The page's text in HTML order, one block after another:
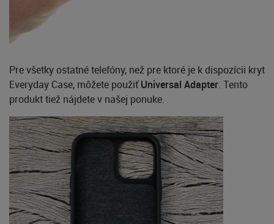
Pre všetky ostatné telefóny, než pre ktoré je k dispozícii kryt
Everyday Case, môžete použiťUniversal Adapter. Tento
produkt tiež nájdete v našej ponuke.